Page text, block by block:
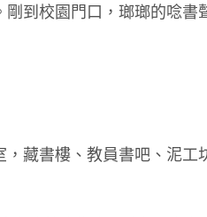
到校園門口，瑯瑯的唸書
藏書樓、教員書吧、泥工